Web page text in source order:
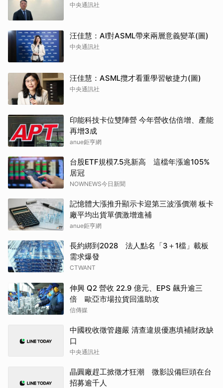
中央通訊社
汪佳慧：AI對ASML帶來兩層意義變革(圖)
中央通訊社
汪佳慧：ASML攬才看重學習敏捷力(圖)
中央通訊社
印能科技卡位雙陣營 今年營收估倍增、產能
再增3成
anue鉅亨網
台股ETF規模7.5兆新高 這檔年漲逾105%
居冠
NOWNEWS今日新聞
記憶體大漲推升顯示卡迎第三波漲價潮 板卡
廠平均出貨單價激增進補
anue鉅亨網
長約綁到2028 法人點名「3＋1檔」載板
需求爆發
CTWANT
伸興 Q2 營收 22.9 億元、EPS 飆升逾三
倍 歐亞市場拉貨回溫助攻
信傳媒
中國稅收徵管趨嚴 清查違規優惠填補財政缺
口
中央通訊社
晶圓廠趕工掀徵才狂潮 微影設備巨頭在台
招募逾千人